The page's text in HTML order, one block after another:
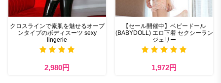
クロスラインで素肌を魅せるオープ
ンタイプのボディスーツ sexy
lingerie
2,980円
【セール開催中】ベビードール
(BABYDOLL) エロ下着 セクシーラン
ジェリー
1,972円